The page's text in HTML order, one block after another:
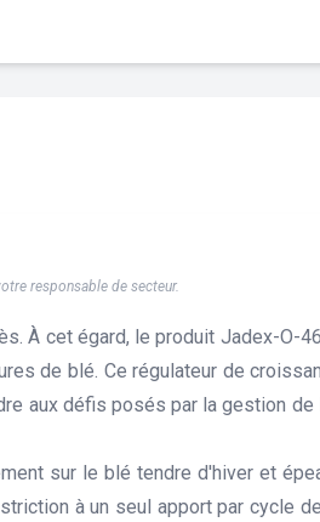
responsable de secteur.
À cet égard, le produit Jadex-O-
de blé. Ce régulateur de
aux défis posés par la gestion de
sur le blé tendre d'hiver et
à un seul apport par cycle